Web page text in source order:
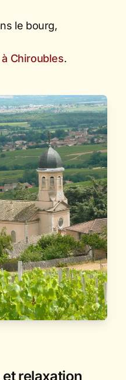
le bourg,
Chiroubles.
relaxation